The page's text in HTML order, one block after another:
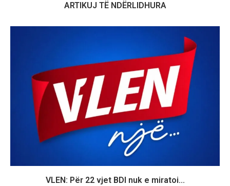
ARTIKUJ TË NDËRLIDHURA
VLEN: Për 22 vjet BDI nuk e miratoi...